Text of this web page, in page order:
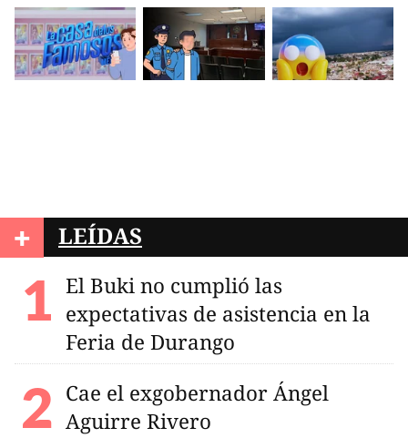
+ LEÍDAS
El Buki no cumplió las
expectativas de asistencia en la
Feria de Durango
Cae el exgobernador Ángel
Aguirre Rivero